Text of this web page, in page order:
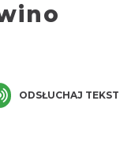
ODSŁUCHAJ TEKST